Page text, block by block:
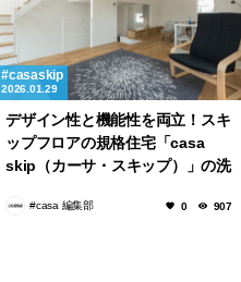
casaskip
2026.01.29
デザイン性と機能性を両立！スキ
ップフロアの規格住宅「casa
skip（カーサ・スキップ）」の洗
#casa 編集部 0 907